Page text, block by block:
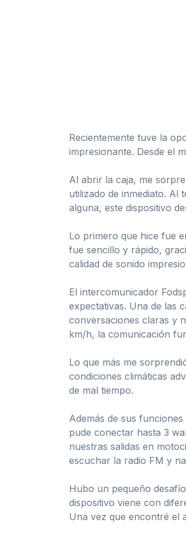
Recientemente tuve la
impresionante. Desde el
Al abrir la caja, me
utilizado de inmediato. Al
alguna, este dispositivo
Lo primero que hice fue
fue sencillo y rápido,
calidad de sonido
El intercomunicador
expectativas. Una de las
conversaciones claras y
km/h, la comunicación
Lo que más me
condiciones climáticas
de mal tiempo.
Además de sus
pude conectar hasta 3
nuestras salidas en
escuchar la radio FM y
Hubo un pequeño
dispositivo viene con
Una vez que encontré el